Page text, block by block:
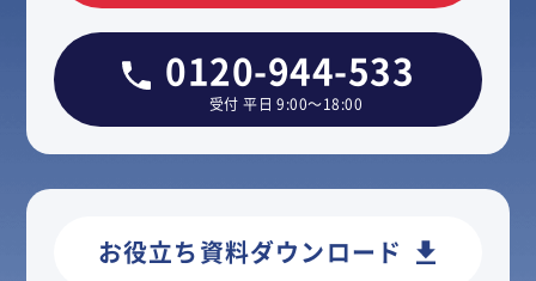
0120-944-533
受付 平日 9:00～18:00
お役立ち資料ダウンロード